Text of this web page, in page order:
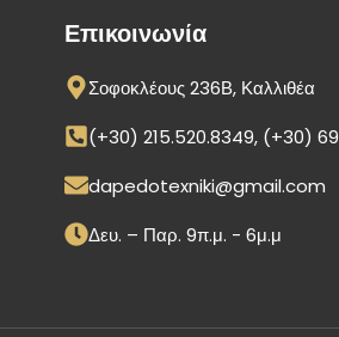
Επικοινωνία
Σοφοκλέους 236Β, Καλλιθέα
(+30) 215.520.8349, (+30)
dapedotexniki@gmail.com
Δευ. – Παρ. 9π.μ. - 6μ.μ